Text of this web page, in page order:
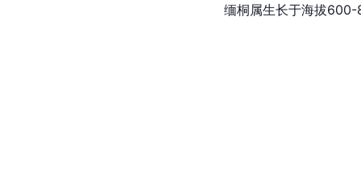
缅桐属生长于海拔